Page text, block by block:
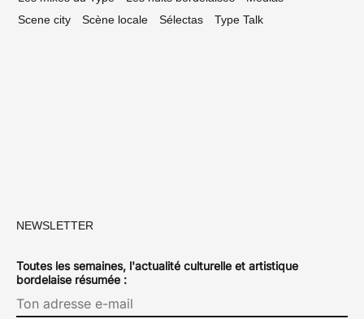
Scene city
Scène locale Sélectas Type Talk
NEWSLETTER
Toutes les semaines, l'actualité culturelle et artistique
bordelaise résumée :